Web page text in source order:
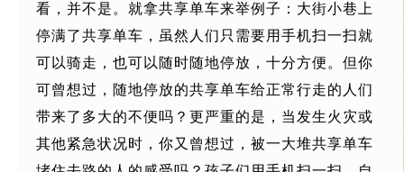
看，并不是。就拿共享单车来举例子：大街小巷上
停满了共享单车，虽然人们只需要用手机扫一扫就
可以骑走，也可以随时随地停放，十分方便。但你
可曾想过，随地停放的共享单车给正常行走的人们
带来了多大的不便吗？更严重的是，当发生火灾或
其他紧急状况时，你又曾想过，被一大堆共享单车